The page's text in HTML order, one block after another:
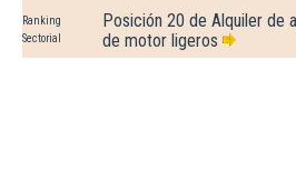
Ranking
Sectorial
Posición 20 de Alquiler de
de motor ligeros